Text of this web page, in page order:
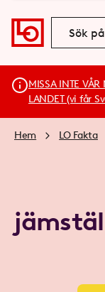
MISSA INTE VÅR
LANDET (vi får
Hem LO Fakta